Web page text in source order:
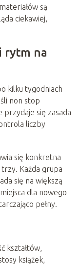
są
ciekawiej,
rytm na
kilku tygodniach
non stop
przydaje się zasada
liczby
się konkretna
Każda grupa
się na większą
dla nowego
pełny.
kształtów,
książek,